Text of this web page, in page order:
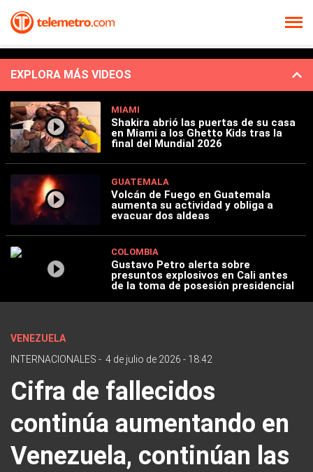
EXPLORA MÁS VIDEOS
MIAMI
Shakira abrió las puertas de su casa
en Miami a los Ghetto Kids tras la
final del Mundial 2026
GUATEMALA
Volcán de Fuego en Guatemala
aumenta su actividad y obliga a
evacuar dos aldeas
COLOMBIA
Gustavo Petro alerta sobre
presuntos explosivos en Cali antes
de la toma de posesión presidencial
VENEZUELA
INTERNACIONALES - 4 de julio de 2026 - 18:42
Cifra de fallecidos
continúa aumentando en
Venezuela, continúan las